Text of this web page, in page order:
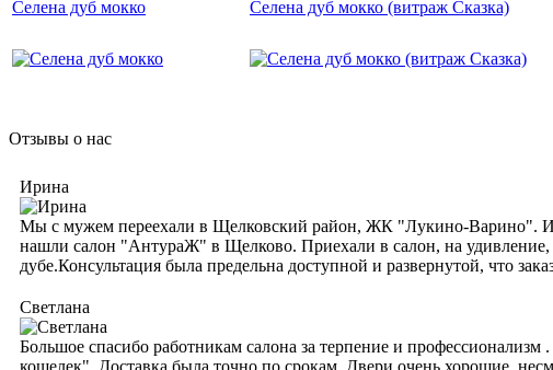
Селена дуб мокко Селена дуб мокко (витраж Сказка)
Отзывы о нас
Ирина
Мы с мужем переехали в Щелковский район, ЖК "Лукино-Варино". И,
нашли салон "АнтураЖ" в Щелково. Приехали в салон, на
дубе.Консультация была предельна доступной и развернутой, что
Светлана
Большое спасибо работникам салона за терпение и
кошелек". Доставка была точно по срокам. Двери очень хорошие,